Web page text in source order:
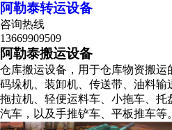
阿勒泰转运设备
咨询热线
13669909509
阿勒泰搬运设备
仓库搬运设备，用于仓库物资搬运
码垛机、装卸机、传送带、油料输
拖拉机、轻便运料车、小拖车、
汽车，以及手推铲车、平板推车等。